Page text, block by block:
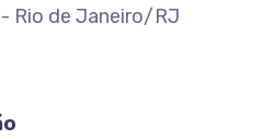
Rio de Janeiro/RJ